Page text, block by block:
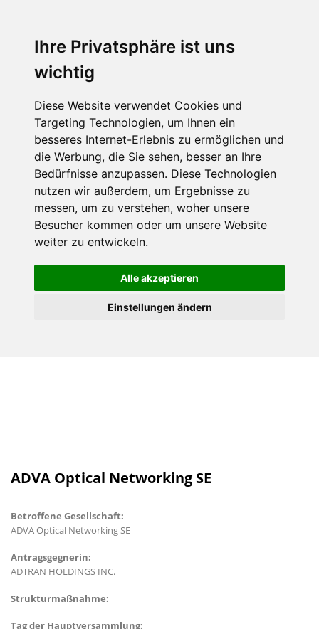
Ihre Privatsphäre ist uns
wichtig
Diese Website verwendet Cookies und
Targeting Technologien, um Ihnen ein
besseres Internet-Erlebnis zu ermöglichen und
die Werbung, die Sie sehen, besser an Ihre
Bedürfnisse anzupassen. Diese Technologien
nutzen wir außerdem, um Ergebnisse zu
messen, um zu verstehen, woher unsere
Besucher kommen oder um unsere Website
weiter zu entwickeln.
Alle akzeptieren
Einstellungen ändern
ADVA Optical Networking SE
Betroffene Gesellschaft:
ADVA Optical Networking SE
Antragsgegnerin:
ADTRAN HOLDINGS INC.
Strukturmaßnahme:
Tag der Hauptversammlung: